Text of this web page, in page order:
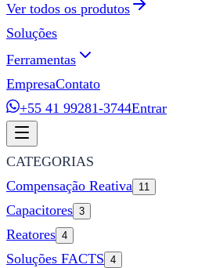
Ver todos os produtos
Soluções
Ferramentas
EmpresaContato
+55 41 99281-3744Entrar
CATEGORIAS
Compensação Reativa 11
Capacitores 3
Reatores 4
Soluções FACTS 4